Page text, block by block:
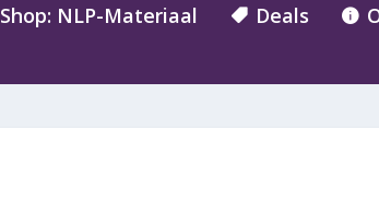
Shop: NLP-Materiaal  Deals 